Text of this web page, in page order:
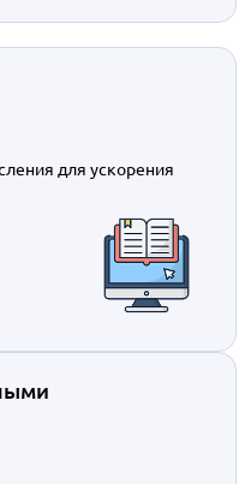
для ускорения